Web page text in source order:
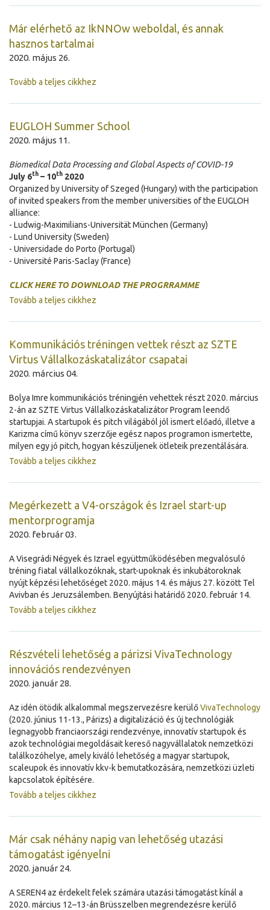
Már elérhető az IkNNOw weboldal, és annak
hasznos tartalmai
2020. május 26.
Tovább a teljes cikkhez
EUGLOH Summer School
2020. május 11.
Biomedical Data Processing and Global Aspects of COVID-19
July 6th – 10th 2020
Organized by University of Szeged (Hungary) with the participation
of invited speakers from the member universities of the EUGLOH
alliance:
- Ludwig-Maximilians-Universität München (Germany)
- Lund University (Sweden)
- Universidade do Porto (Portugal)
- Université Paris-Saclay (France)
CLICK HERE TO DOWNLOAD THE PROGRRAMME
Tovább a teljes cikkhez
Kommunikációs tréningen vettek részt az SZTE
Virtus Vállalkozáskatalizátor csapatai
2020. március 04.
Bolya Imre kommunikációs tréningjén vehettek részt 2020. március
2-án az SZTE Virtus Vállalkozáskatalizátor Program leendő
startupjai. A startupok és pitch világából jól ismert előadó, illetve a
Karizma című könyv szerzője egész napos programon ismertette,
milyen egy jó pitch, hogyan készüljenek ötleteik prezentálására.
Tovább a teljes cikkhez
Megérkezett a V4-országok és Izrael start-up
mentorprogramja
2020. február 03.
A Visegrádi Négyek és Izrael együttműködésében megvalósuló
tréning fiatal vállalkozóknak, start-upoknak és inkubátoroknak
nyújt képzési lehetőséget 2020. május 14. és május 27. között Tel
Avivban és Jeruzsálemben. Benyújtási határidő 2020. február 14.
Tovább a teljes cikkhez
Részvételi lehetőség a párizsi VivaTechnology
innovációs rendezvényen
2020. január 28.
Az idén ötödik alkalommal megszervezésre kerülőVivaTechnology
(2020. június 11-13., Párizs) a digitalizáció és új technológiák
legnagyobb franciaországi rendezvénye, innovatív startupok és
azok technológiai megoldásait kereső nagyvállalatok nemzetközi
találkozóhelye, amely kiváló lehetőség a magyar startupok,
scaleupok és innovatív kkv-k bemutatkozására, nemzetközi üzleti
kapcsolatok építésére.
Tovább a teljes cikkhez
Már csak néhány napig van lehetőség utazási
támogatást igényelni
2020. január 24.
A SEREN4 az érdekelt felek számára utazási támogatást kínál a
2020. március 12–13-án Brüsszelben megrendezésre kerülő